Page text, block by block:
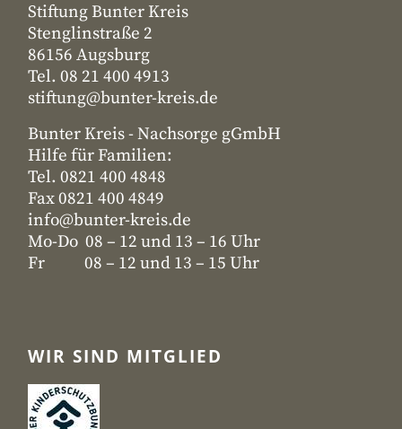
Stiftung Bunter Kreis
Stenglinstraße 2
86156 Augsburg
Tel. 08 21 400 4913
stiftung@bunter-kreis.de
Bunter Kreis - Nachsorge gGmbH
Hilfe für Familien:
Tel. 0821 400 4848
Fax 0821 400 4849
info@bunter-kreis.de
Mo-Do 08 – 12 und 13 – 16 Uhr
Fr 08 – 12 und 13 – 15 Uhr
WIR SIND MITGLIED